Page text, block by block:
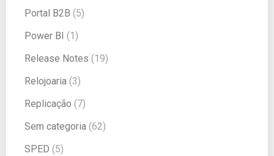
Portal B2B (5)
Power BI (1)
Release Notes (19)
Relojoaria (3)
Replicação (7)
Sem categoria (62)
SPED (5)